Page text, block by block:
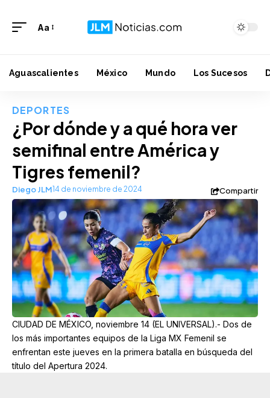
Aa
Aguascalientes México Mundo Los Sucesos
DEPORTES
¿Por dónde y a qué hora ver
semifinal entre América y
Tigres femenil?
Diego JLM14 de noviembre de 2024 Compartir
CIUDAD DE MÉXICO, noviembre 14 (EL UNIVERSAL).- Dos de
los más importantes equipos de la Liga MX Femenil se
enfrentan este jueves en la primera batalla en búsqueda del
título del Apertura 2024.